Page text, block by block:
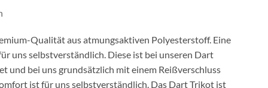
Qualität aus atmungsaktiven Polyesterstoff. Eine
uns selbstverständlich. Diese ist bei unseren Dart
und bei uns grundsätzlich mit einem Reißverschluss
ist für uns selbstverständlich. Das Dart Trikot ist